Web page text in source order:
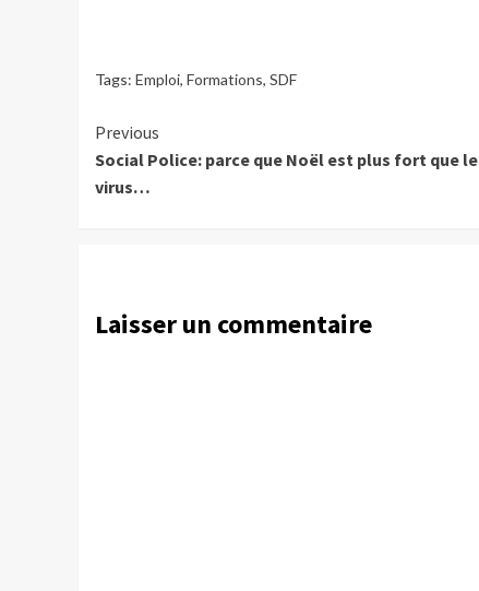
Tags: Emploi, Formations, SDF
Continue
Reading
Previous
Social Police: parce que Noël est plus fort que le
virus…
Laisser un commentaire